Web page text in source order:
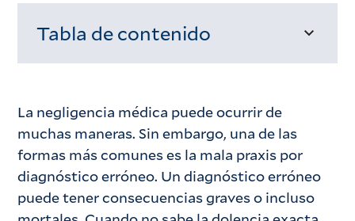
Tabla de contenido
La negligencia médica puede ocurrir de
muchas maneras. Sin embargo, una de las
formas más comunes es la mala praxis por
diagnóstico erróneo. Un diagnóstico erróneo
puede tener consecuencias graves o incluso